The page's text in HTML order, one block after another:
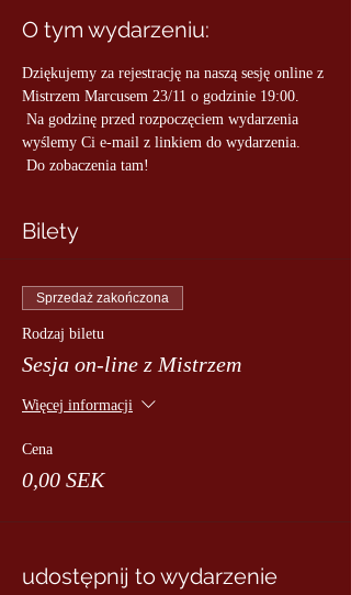
O tym wydarzeniu:
Dziękujemy za rejestrację na naszą sesję online z
Mistrzem Marcusem 23/11 o godzinie 19:00.
wyślemy Ci e-mail z linkiem do wydarzenia.
Do zobaczenia tam!
Bilety
Sprzedaż zakończona
Rodzaj biletu
Sesja on-line z Mistrzem
Więcej informacji
Cena
0,00 SEK
udostępnij to wydarzenie